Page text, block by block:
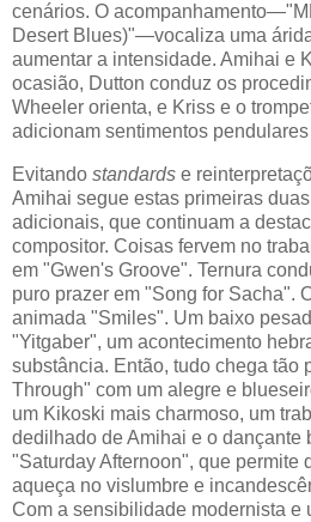
cenários. O
Desert Blues)"—vocaliza uma
aumentar a intensidade. Amihai e
ocasião, Dutton conduz os
Wheeler orienta, e Kriss e o
adicionam sentimentos
Evitando standards e
Amihai segue estas primeiras
adicionais, que continuam a
compositor. Coisas fervem no
em "Gwen's Groove". Ternura
puro prazer em "Song for Sacha".
animada "Smiles". Um baixo
"Yitgaber", um acontecimento
substância. Então, tudo chega tão
Through" com um alegre e
um Kikoski mais charmoso, um
dedilhado de Amihai e o dançante
"Saturday Afternoon", que permite
aqueça no vislumbre e
Com a sensibilidade modernista e